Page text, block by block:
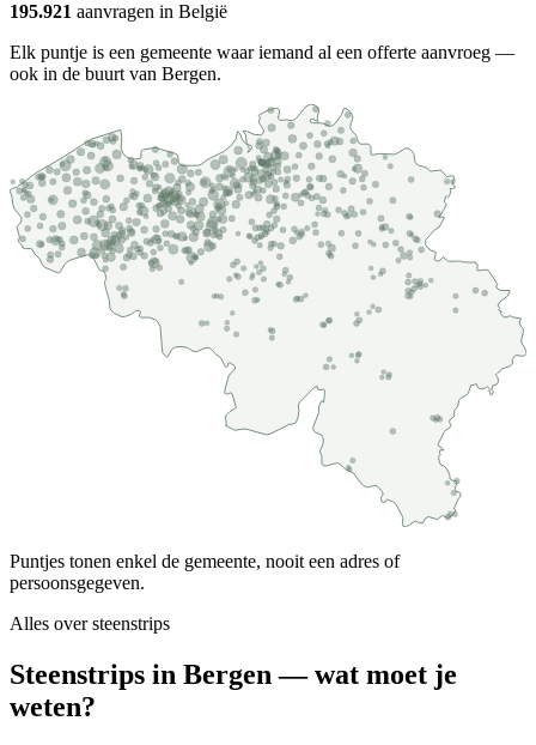
195.921 aanvragen in België
Elk puntje is een gemeente waar iemand al een offerte aanvroeg —
ook in de buurt van Bergen.
Puntjes tonen enkel de gemeente, nooit een adres of
persoonsgegeven.
Alles oversteenstrips
Steenstrips in Bergen — wat moet je
weten?